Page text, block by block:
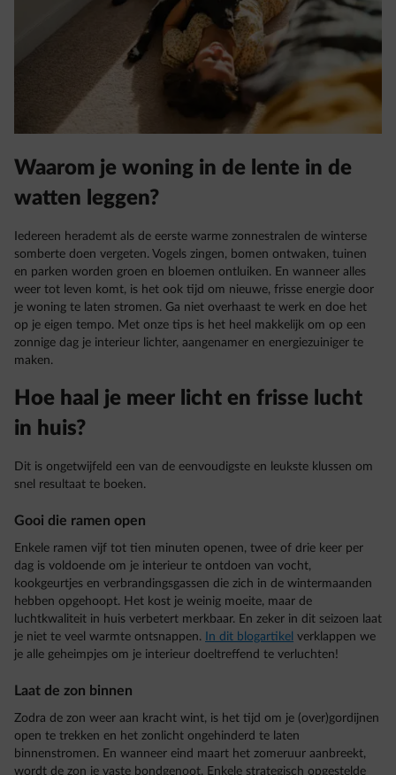
Waarom je woning in de lente in de
watten leggen?
Iedereen herademt als de eerste warme zonnestralen de winterse
somberte doen vergeten. Vogels zingen, bomen ontwaken, tuinen
en parken worden groen en bloemen ontluiken. En wanneer alles
weer tot leven komt, is het ook tijd om nieuwe, frisse energie door
je woning te laten stromen. Ga niet overhaast te werk en doe het
op je eigen tempo. Met onze tips is het heel makkelijk om op een
zonnige dag je interieur lichter, aangenamer en energiezuiniger te
maken.
Hoe haal je meer licht en frisse lucht
in huis?
Dit is ongetwijfeld een van de eenvoudigste en leukste klussen om
snel resultaat te boeken.
Gooi die ramen open
Enkele ramen vijf tot tien minuten openen, twee of drie keer per
dag is voldoende om je interieur te ontdoen van vocht,
kookgeurtjes en verbrandingsgassen die zich in de wintermaanden
hebben opgehoopt. Het kost je weinig moeite, maar de
luchtkwaliteit in huis verbetert merkbaar. En zeker in dit seizoen laat
je niet te veel warmte ontsnappen.
In dit blogartikel verklappen we
je alle geheimpjes om je interieur doeltreffend te verluchten!
Laat de zon binnen
Zodra de zon weer aan kracht wint, is het tijd om je (over)gordijnen
open te trekken en het zonlicht ongehinderd te laten
binnenstromen. En wanneer eind maart het zomeruur aanbreekt,
wordt de zon je vaste bondgenoot. Enkele strategisch opgestelde